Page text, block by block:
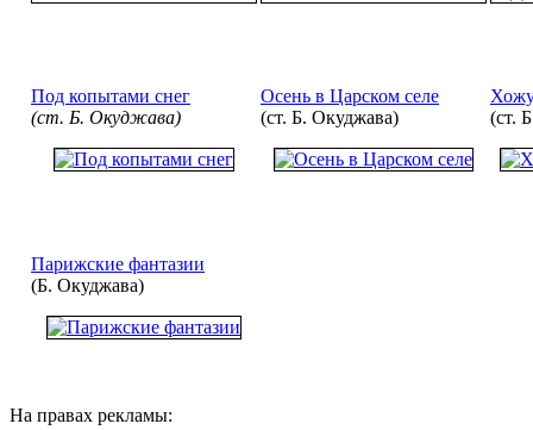
Под копытами снег
(ст. Б. Окуджава)
Осень в Царском селе
(ст. Б. Окуджава)
(ст.
Парижские фантазии
(Б. Окуджава)
На правах рекламы: